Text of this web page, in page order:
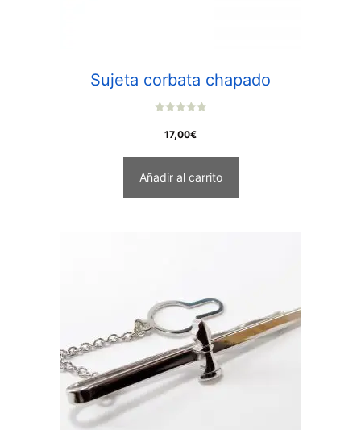
Sujeta corbata chapado
o
5
17,00€
Añadir al carrito